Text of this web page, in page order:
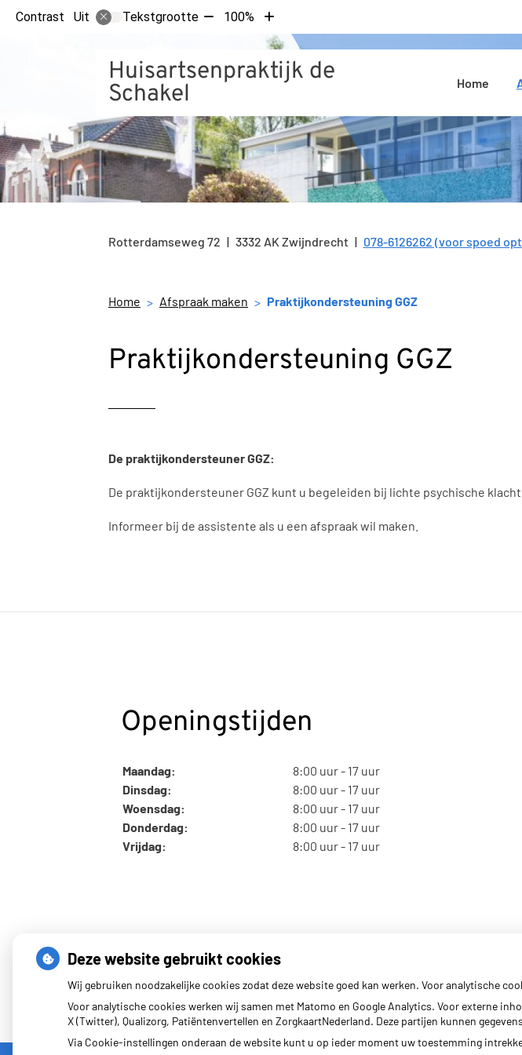
Contrast Uit Tekstgrootte Tekst
10%
100%
Tekst
vergroten
met
10%
Huisartsenpraktijk de
Schakel Home
Rotterdamseweg 72 3332 AK Zwijndrecht Tel:
078-6126262 (voor spoed
Home Afspraak maken Praktijkondersteuning GGZ
Praktijkondersteuning GGZ
De praktijkondersteuner GGZ:
De praktijkondersteuner GGZ kunt u begeleiden bij lichte psychische
Informeer bij de assistente als u een afspraak wil maken.
Openingstijden
Maandag:
8:00 uur - 17 uur
Dinsdag:
8:00 uur - 17 uur
Woensdag:
8:00 uur - 17 uur
Donderdag:
8:00 uur - 17 uur
Vrijdag:
8:00 uur - 17 uur
Deze website gebruikt cookies
Wij gebruiken noodzakelijke cookies zodat deze website goed kan werken. Voor analytische
Voor analytische cookies werken wij samen met Matomo en Google Analytics. Voor externe
X (Twitter), Qualizorg, Patiëntenvertellen en ZorgkaartNederland. Deze partijen kunnen
Via Cookie-instellingen onderaan de website kunt u op ieder moment uw toestemming